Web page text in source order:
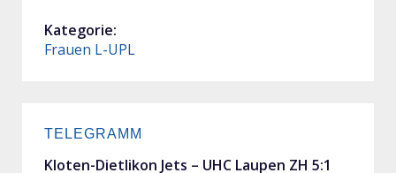
Kategorie:
Frauen L-UPL
TELEGRAMM
Kloten-Dietlikon Jets – UHC Laupen ZH 5:1